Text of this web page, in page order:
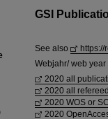
GSI
See also
https://
Webjahr/ web year
2020 all
2020 all
2020 WOS or
2020